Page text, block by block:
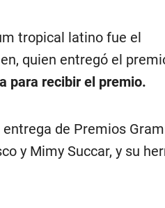
tropical latino fue el
quien entregó el
para recibir el premio.
de Premios
y Mimy Succar, y su